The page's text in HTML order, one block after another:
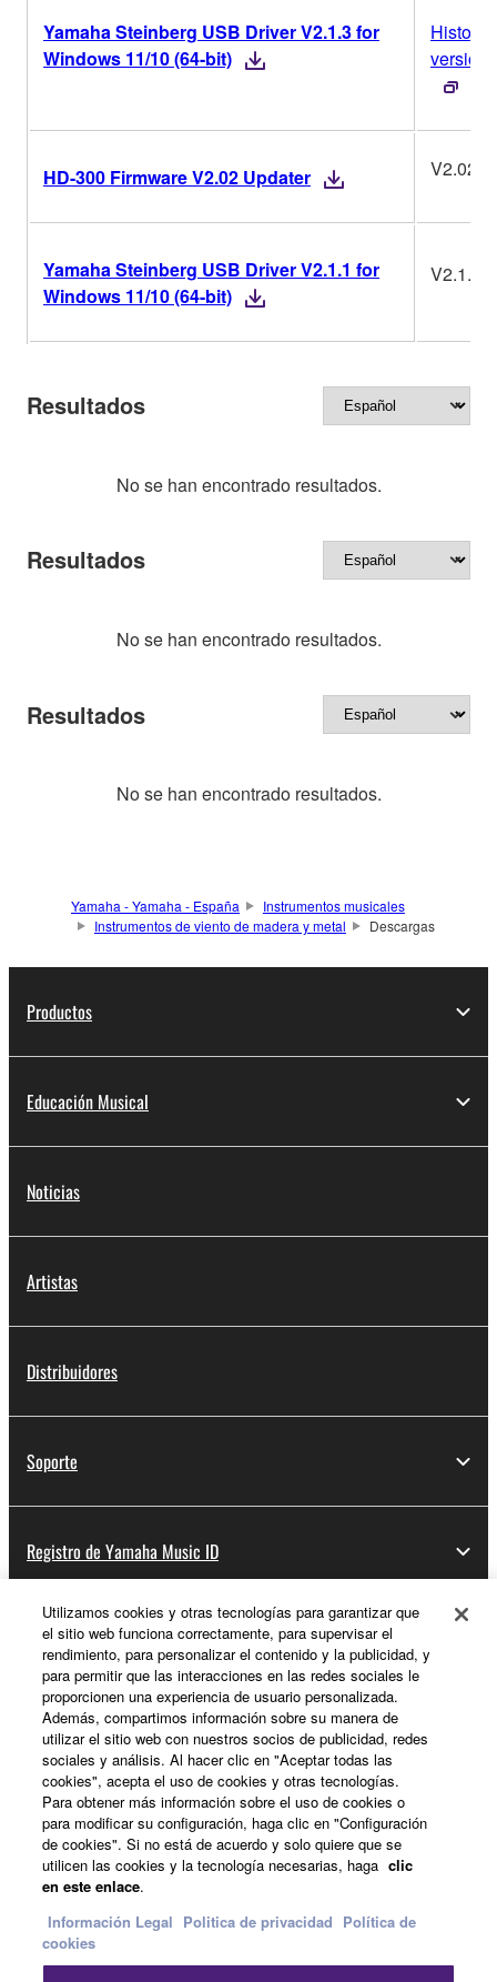
Yamaha Steinberg USB Driver V2.1.3 for
Windows 11/10 (64-bit)
HD-300 Firmware V2.02 Updater V2.02
Yamaha Steinberg USB Driver V2.1.1 for
Windows 11/10 (64-bit)
V2.1.1
Resultados
No se han encontrado resultados.
Resultados
No se han encontrado resultados.
Resultados
No se han encontrado resultados.
Yamaha - Yamaha - España
Instrumentos musicales
Instrumentos de viento de madera y metal
Descargas
Productos
Educación Musical
Noticias
Artistas
Distribuidores
Soporte
Registro de Yamaha Music ID
Acerca de Yamaha
España - Spanish
Empresa
Utilizamos cookies y otras tecnologías para garantizar que
el sitio web funciona correctamente, para supervisar el
rendimiento, para personalizar el contenido y la publicidad, y
para permitir que las interacciones en las redes sociales le
proporcionen una experiencia de usuario personalizada.
Además, compartimos información sobre su manera de
utilizar el sitio web con nuestros socios de publicidad, redes
sociales y análisis. Al hacer clic en "Aceptar todas las
cookies", acepta el uso de cookies y otras tecnologías.
Para obtener más información sobre el uso de cookies o
para modificar su configuración, haga clic en "Configuración
de cookies". Si no está de acuerdo y solo quiere que se
utilicen las cookies y la tecnología necesarias, haga clic
en este enlace.
Información Legal Politica de privacidad Política de
cookies